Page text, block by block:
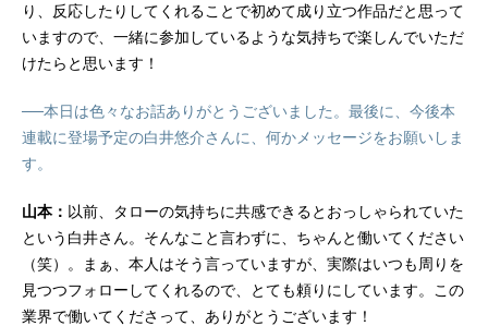
り、反応したりしてくれることで初めて成り立つ作品だと思って
いますので、一緒に参加しているような気持ちで楽しんでいただ
けたらと思います！
──本日は色々なお話ありがとうございました。最後に、今後本
連載に登場予定の白井悠介さんに、何かメッセージをお願いしま
す。
山本： 以前、タローの気持ちに共感できるとおっしゃられていた
という白井さん。そんなこと言わずに、ちゃんと働いてください
（笑）。まぁ、本人はそう言っていますが、実際はいつも周りを
見つつフォローしてくれるので、とても頼りにしています。この
業界で働いてくださって、ありがとうございます！